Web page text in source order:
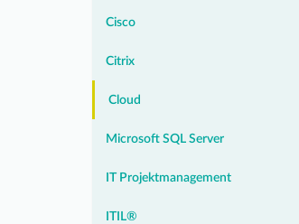
Cisco
Citrix
Cloud
Microsoft SQL Server
IT Projektmanagement
ITIL®